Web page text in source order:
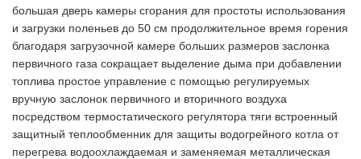
большая дверь камеры сгорания для простоты использования
и загрузки поленьев до 50 см продолжительное время горения
благодаря загрузочной камере больших размеров заслонка
первичного газа сокращает выделение дыма при добавлении
топлива простое управление с помощью регулируемых
вручную заслонок первичного и вторичного воздуха
посредством термостатического регулятора тяги встроенный
защитный теплообменник для защиты водогрейного котла от
перегрева водоохлаждаемая и заменяемая металлическая